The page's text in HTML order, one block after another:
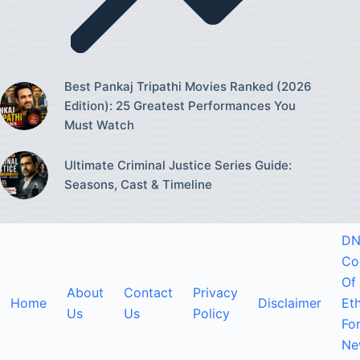
Best Pankaj Tripathi Movies Ranked (2026
Edition): 25 Greatest Performances You
Must Watch
Ultimate Criminal Justice Series Guide:
Seasons, Cast & Timeline
Home
About
Us
Contact
Us
Privacy
Policy
Disclaimer
Of
For